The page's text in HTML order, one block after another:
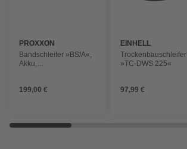
PROXXON
Bandschleifer »BS/A«,
Akku,
199,00 €
EINHELL
Trockenbauschleifer
»TC-DWS 225«
97,99 €